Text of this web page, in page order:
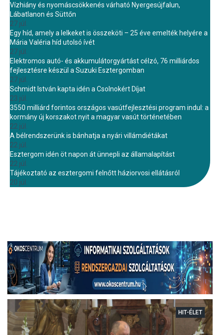
Vízhiány és nyomáscsökkenés várható Nyergesújfalun,
Lábatlanon és Süttőn
27 júl.
Egy híd, amely a lelkeket is összeköti – 25 éve emelték helyére a
Mária Valéria híd utolsó ívét
27 júl.
Elektromos autó- és akkumulátorgyártást célzó, 76 milliárdos
fejlesztésre készül a Suzuki Esztergomban
27 júl.
Schmidt István kapta idén a Csolnokért Díjat
23 júl.
3550 milliárd forintos országos vasútfejlesztési program indul: a
kormány új korszakot nyit a magyar vasút történetében
22 júl.
A bélrendszerünk is bánhatja a nyári villámdiétákat
22 júl.
Esztergom idén öt napon át ünnepli az államalapítást
22 júl.
Tájékoztató az esztergomi felnőtt háziorvosi ellátásról
20 júl.
HIT-ÉLET